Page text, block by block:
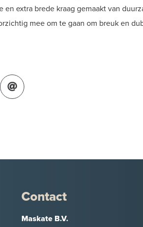
extra brede kraag gemaakt van
mee om te gaan om breuk en
Contact
Maskate B.V.